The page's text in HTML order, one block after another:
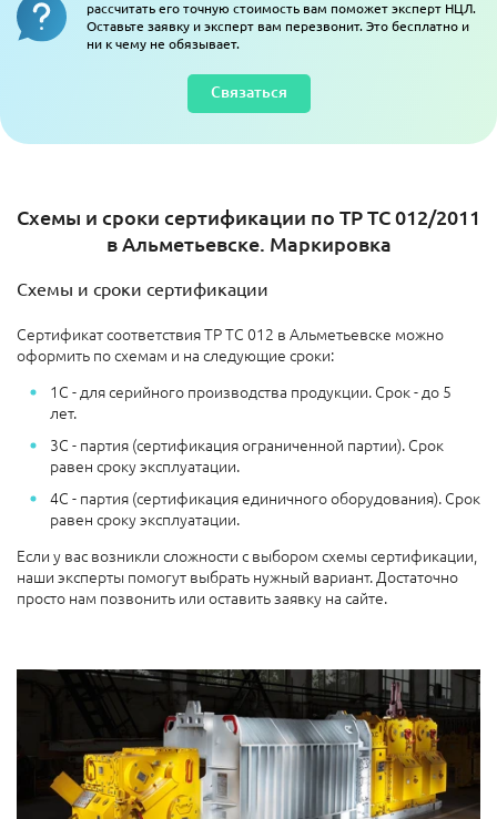
рассчитать его точную стоимость вам поможет эксперт НЦЛ.
Оставьте заявку и эксперт вам перезвонит. Это бесплатно и
ни к чему не обязывает.
Связаться
Схемы и сроки сертификации по ТР ТС 012/2011
в Альметьевске​. Маркировка
Схемы и сроки сертификации
Сертификат соответствия ТР ТС 012 в Альметьевске можно
оформить по схемам и на следующие сроки:
1С - для серийного производства продукции. Срок - до 5
лет.
3С - партия (сертификация ограниченной партии). Срок
равен сроку эксплуатации.
4С - партия (сертификация единичного оборудования). Срок
равен сроку эксплуатации.
Если у вас возникли сложности с выбором схемы сертификации,
наши эксперты помогут выбрать нужный вариант. Достаточно
просто нам позвонить или оставить заявку на сайте.